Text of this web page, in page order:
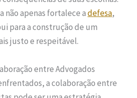
não apenas fortalece adefesa,
para a construção de um
justo e respeitável.
entre Advogados
a colaboração entre